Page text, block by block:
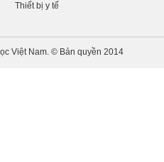
Thiết bị y tế
Việt Nam. © Bản quyền 2014